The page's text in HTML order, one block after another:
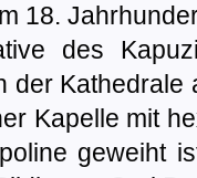
18.
des
der
Kapelle mit
geweiht